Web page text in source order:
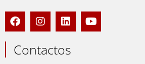
F
a
c
e
b
I
n
s
t
a
L
i
n
k
e
Y
o
u
Contactos